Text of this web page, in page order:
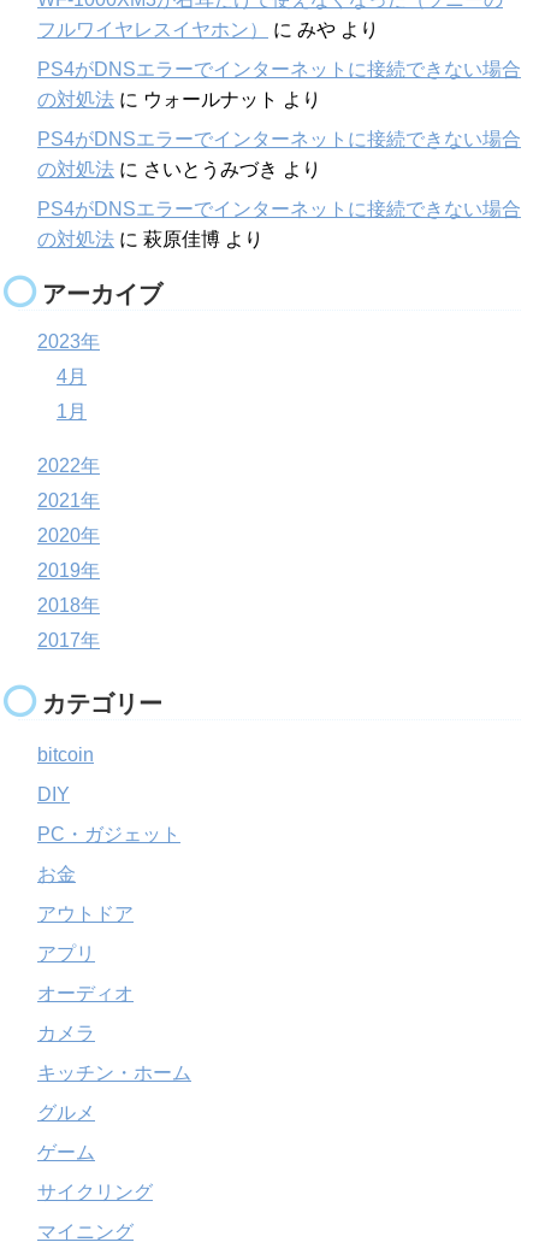
フルワイヤレスイヤホン）
に みや より
PS4がDNSエラーでインターネットに接続できない場合
の対処法 に ウォールナット より
PS4がDNSエラーでインターネットに接続できない場合
の対処法 に さいとうみづき より
PS4がDNSエラーでインターネットに接続できない場合
の対処法 に 萩原佳博 より
アーカイブ
2023年
4月
1月
2022年
2021年
2020年
2019年
2018年
2017年
カテゴリー
bitcoin
DIY
PC・ガジェット
お金
アウトドア
アプリ
オーディオ
カメラ
キッチン・ホーム
グルメ
ゲーム
サイクリング
マイニング